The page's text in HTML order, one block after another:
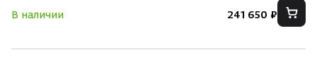
В наличии
241 650 ₽